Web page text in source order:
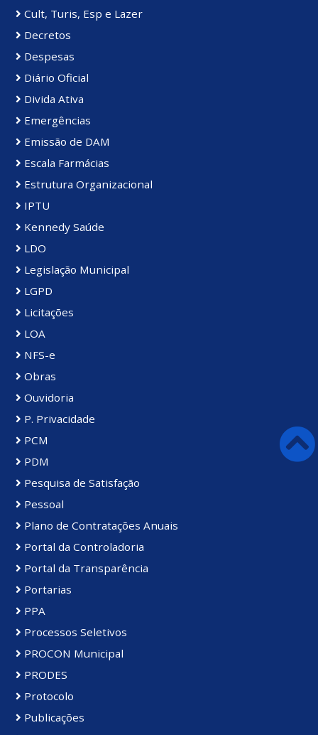
Cult, Turis, Esp e Lazer
Decretos
Despesas
Diário Oficial
Divida Ativa
Emergências
Emissão de DAM
Escala Farmácias
Estrutura Organizacional
IPTU
Kennedy Saúde
LDO
Legislação Municipal
LGPD
Licitações
LOA
NFS-e
Obras
Ouvidoria
P. Privacidade
PCM
PDM
Pesquisa de Satisfação
Pessoal
Plano de Contratações Anuais
Portal da Controladoria
Portal da Transparência
Portarias
PPA
Processos Seletivos
PROCON Municipal
PRODES
Protocolo
Publicações